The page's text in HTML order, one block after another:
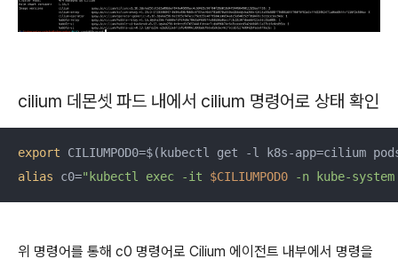
cilium 데몬셋 파드 내에서 cilium 명령어로 상태 확인
export CILIUMPOD0=$(kubectl get -l k8s-app=cilium
alias c0="kubectl exec -it $CILIUMPOD0 -n kube-
위 명령어를 통해 c0 명령어로 Cilium 에이전트 내부에서 명령을